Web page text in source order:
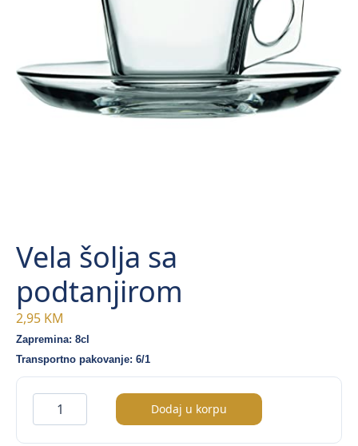
Vela šolja sa
podtanjirom
2,95 KM
Zapremina: 8cl
Transportno pakovanje: 6/1
šolja
sa
Dodaj u korpu